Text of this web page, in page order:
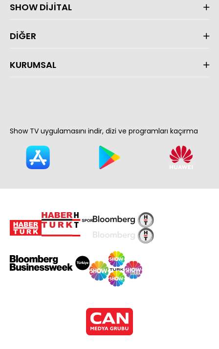
SHOW DİJİTAL
DİĞER
KURUMSAL
Show TV uygulamasını indir, dizi ve programları kaçırma